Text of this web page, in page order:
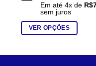
Em até 4x de R$
sem juros
VER OPÇÕES